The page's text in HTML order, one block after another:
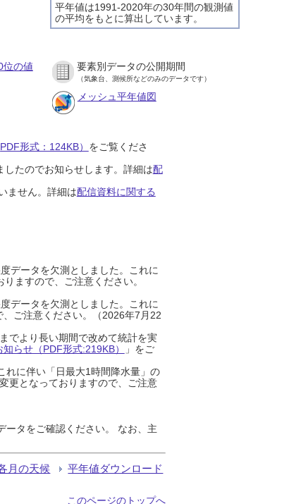
平年値は1991-2020年の30年間の観測値
の平均をもとに算出しています。
位の値 要素別データの公開期間
（気象台、測候所などのみのデータです）
メッシュ平年値図
形式：124KB） をご覧くださ
たのでお知らせします。詳細は配
ません。詳細は配信資料に関する
データを欠測としました。これに
ますので、ご注意ください。
データを欠測としました。これに
ご注意ください。（2026年7月22
でより長い期間で改めて統計を実
知らせ（PDF形式:219KB）
」をご
れに伴い「日最大1時間降水量」の
更となっておりますので、ご注意
タをご確認ください。 なお、主
月の天候 平年値ダウンロード
このページのトップへ